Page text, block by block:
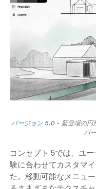
バージョン 5.0 - 新登場の円
バ
コンセプト 5では、ユ
験に合わせてカスタマ
た。移動可能なメニュ